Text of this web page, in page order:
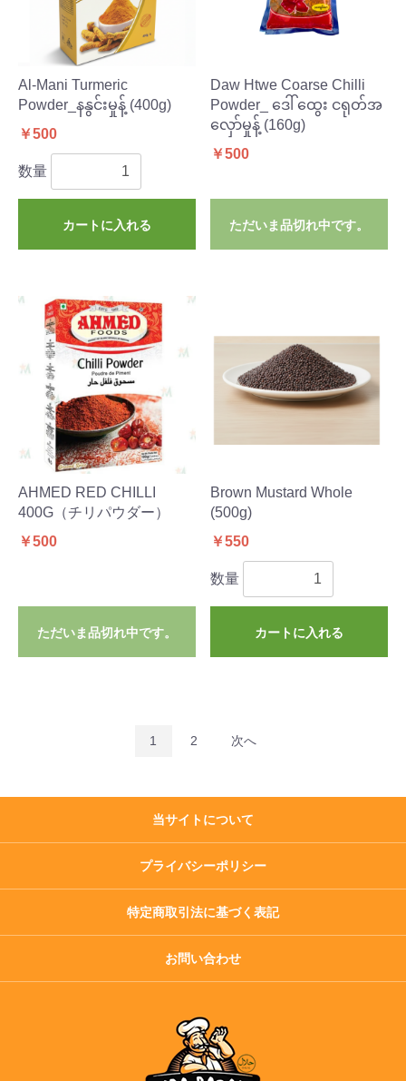
Al-Mani Turmeric
Powder_နနွင်းမှုန့် (400g)
￥500
数量
カートに入れる
Daw Htwe Coarse Chilli
Powder_ ဒေါ် ထွေး ငရုတ်အ
လှော်မှုန့် (160g)
￥500
ただいま品切れ中です。
AHMED RED CHILLI
400G（チリパウダー）
￥500
ただいま品切れ中です。
Brown Mustard Whole
(500g)
￥550
数量
カートに入れる
1 2 次へ
当サイトについて
プライバシーポリシー
特定商取引法に基づく表記
お問い合わせ